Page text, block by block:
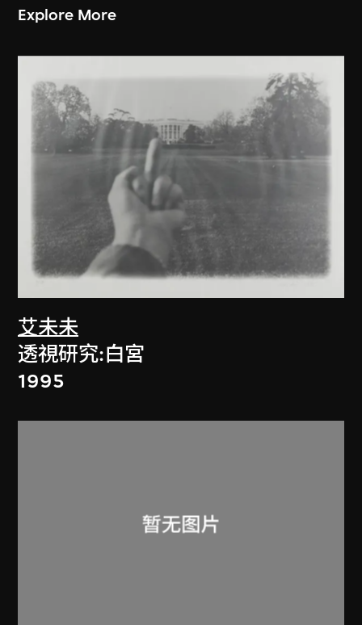
Explore More
艾未未
透視研究:白宮
1995